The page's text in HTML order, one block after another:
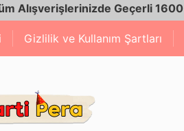
Geçerli 1600 TL ve
Gizlilik ve Kullanım Şartları